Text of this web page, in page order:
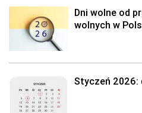
Dni wolne od
wolnych w
Styczeń 2026: